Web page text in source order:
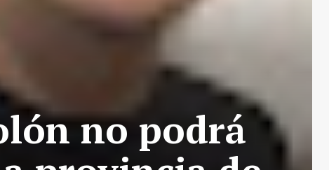
no podrá